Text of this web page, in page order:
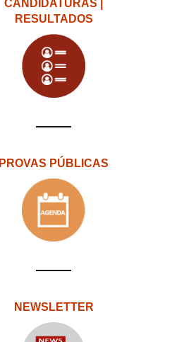
CANDIDATURAS |
RESULTADOS
PROVAS PÚBLICAS
NEWSLETTER